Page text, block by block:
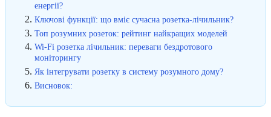
енергії?
Ключові функції: що вміє сучасна розетка-лічильник?
Топ розумних розеток: рейтинг найкращих моделей
Wi-Fi розетка лічильник: переваги бездротового
моніторингу
Як інтегрувати розетку в систему розумного дому?
Висновок: